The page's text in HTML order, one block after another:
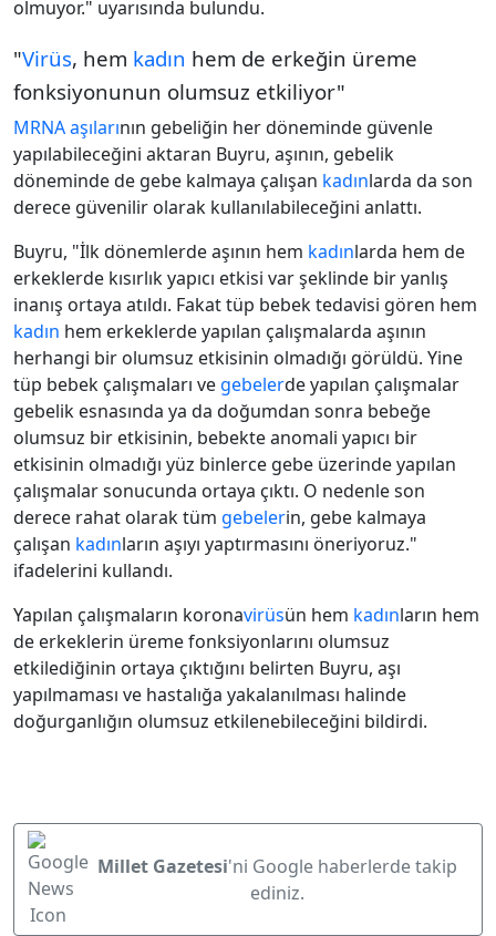
olmuyor." uyarısında bulundu.
"Virüs, hem kadın hem de erkeğin üreme
fonksiyonunun olumsuz etkiliyor"
MRNA aşılarının gebeliğin her döneminde güvenle
yapılabileceğini aktaran Buyru, aşının, gebelik
döneminde de gebe kalmaya çalışan kadınlarda da son
derece güvenilir olarak kullanılabileceğini anlattı.
Buyru, "İlk dönemlerde aşının hem kadınlarda hem de
erkeklerde kısırlık yapıcı etkisi var şeklinde bir yanlış
inanış ortaya atıldı. Fakat tüp bebek tedavisi gören hem
kadın hem erkeklerde yapılan çalışmalarda aşının
herhangi bir olumsuz etkisinin olmadığı görüldü. Yine
tüp bebek çalışmaları ve gebelerde yapılan çalışmalar
gebelik esnasında ya da doğumdan sonra bebeğe
olumsuz bir etkisinin, bebekte anomali yapıcı bir
etkisinin olmadığı yüz binlerce gebe üzerinde yapılan
çalışmalar sonucunda ortaya çıktı. O nedenle son
derece rahat olarak tüm gebelerin, gebe kalmaya
çalışan kadınların aşıyı yaptırmasını öneriyoruz."
ifadelerini kullandı.
Yapılan çalışmaların koronavirüsün hem kadınların hem
de erkeklerin üreme fonksiyonlarını olumsuz
etkilediğinin ortaya çıktığını belirten Buyru, aşı
yapılmaması ve hastalığa yakalanılması halinde
doğurganlığın olumsuz etkilenebileceğini bildirdi.
Millet Gazetesi'ni Google haberlerde takip
ediniz.